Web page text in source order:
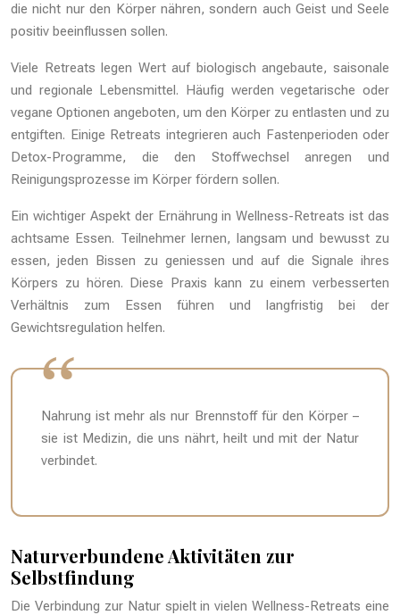
die nicht nur den Körper nähren, sondern auch Geist und Seele
positiv beeinflussen sollen.
Viele Retreats legen Wert auf biologisch angebaute, saisonale
und regionale Lebensmittel. Häufig werden vegetarische oder
vegane Optionen angeboten, um den Körper zu entlasten und zu
entgiften. Einige Retreats integrieren auch Fastenperioden oder
Detox-Programme, die den Stoffwechsel anregen und
Reinigungsprozesse im Körper fördern sollen.
Ein wichtiger Aspekt der Ernährung in Wellness-Retreats ist das
achtsame Essen. Teilnehmer lernen, langsam und bewusst zu
essen, jeden Bissen zu geniessen und auf die Signale ihres
Körpers zu hören. Diese Praxis kann zu einem verbesserten
Verhältnis zum Essen führen und langfristig bei der
Gewichtsregulation helfen.
Nahrung ist mehr als nur Brennstoff für den Körper –
sie ist Medizin, die uns nährt, heilt und mit der Natur
verbindet.
Naturverbundene Aktivitäten zur
Selbstfindung
Die Verbindung zur Natur spielt in vielen Wellness-Retreats eine